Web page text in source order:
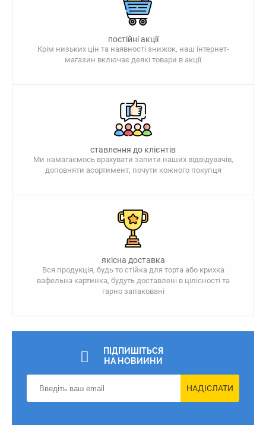
постійні акції
Крім низьких цін та наявності знижок, наш інтернет-
магазин включає деякі товари в акції
ставлення до клієнтів
Ми намагаємось врахувати запити наших відвідувачів,
доповняти асортимент, почути кожного покупця
якісна доставка
Вся продукція, будь то стійка для торта або крихка
вафельна картинка, будуть доставлені в цілісності та
гарно запаковані
ПІДПИШІТЬСЯ
НА НОВИИНИ
НАДІСЛАТИ